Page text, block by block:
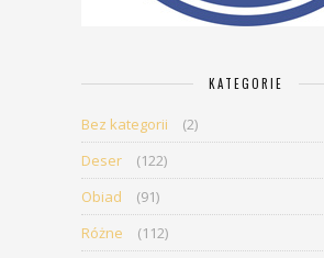
KATEGORIE
Bez kategorii
(2)
Deser
(122)
Obiad
(91)
Różne
(112)